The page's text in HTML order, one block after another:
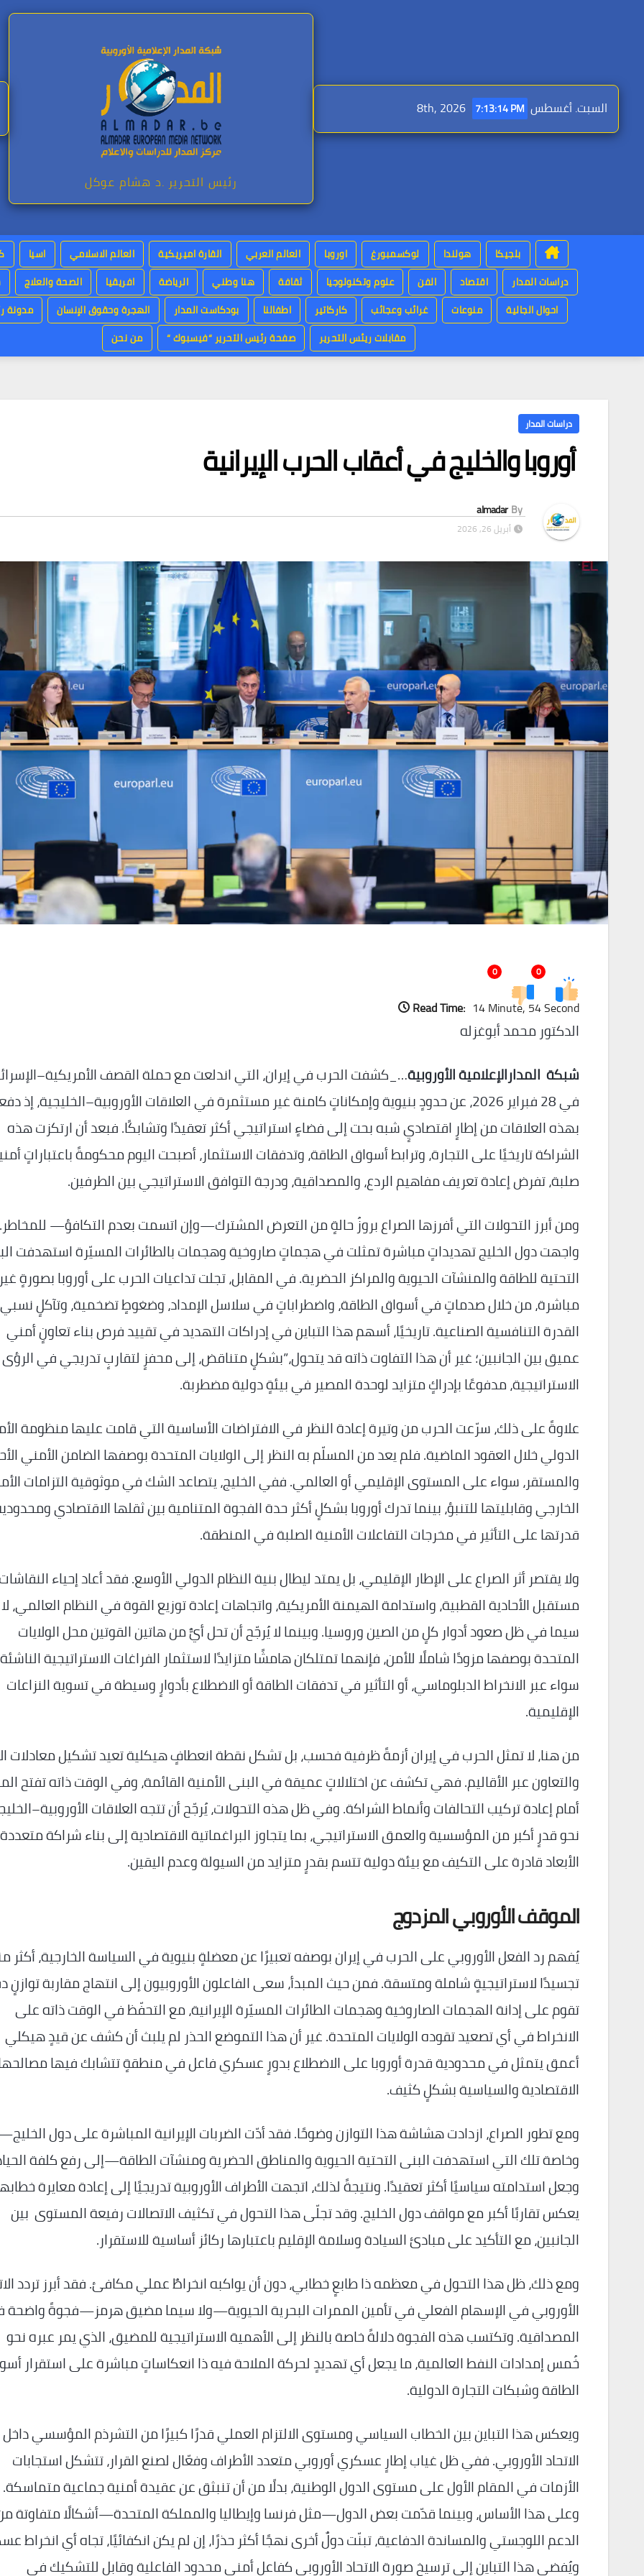
السبت. أغسطس 8th, 2026 7:13:15 PM
رئيس التحرير .د هشام عوكل
بلجيكا هولندا لوكسمبورغ اوروبا العالم العربي القارة اميريكية العالم الاسلامي اسيا
دراسات المدار
اقتصاد الفن علوم وتكنولوجيا ثقافة هنا وطني الرياضة افريقيا الصحة والعلاج
احوال الجالية
منوعات غرائب وعجائب كاركاتير اطفالنا بودكاست المدار الهجرة وحقوق الإنسان
مدونة
مقابلات ريئس التحرير
صفحة رئيس التحرير “فيسبوك “ من نحن
دراسات المدار
أوروبا والخليج في أعقاب الحرب الإيرانية
By
almadar
أبريل 26, 2026
0
0
Read Time: 14 Minute, 54 Second
الدكتور محمد أبوغزله
شبكة المدارالإعلامية الأوروبية…_كشفت الحرب في إيران، التي اندلعت مع حملة القصف
في 28 فبراير 2026، عن حدودٍ بنيوية وإمكاناتٍ كامنة غير مستثمرة في العلاقات الأوروبية–الخليجية، إذ
بهذه العلاقات من إطارٍ اقتصاديٍ شبه بحت إلى فضاءٍ استراتيجي أكثر تعقيدًا وتشابكًا. فبعد أن ارتكزت هذه
الشراكة تاريخيًا على التجارة، وترابط أسواق الطاقة، وتدفقات الاستثمار، أصبحت اليوم محكومةً باعتباراتٍ
صلبة، تفرض إعادة تعريف مفاهيم الردع، والمصداقية، ودرجة التوافق الاستراتيجي بين الطرفين.
ومن أبرز التحولات التي أفرزها الصراع بروزُ حالةٍ من التعرض المشترك—وإن اتسمت بعدم التكافؤ—
واجهت دول الخليج تهديداتٍ مباشرة تمثلت في هجماتٍ صاروخية وهجمات بالطائرات المسيّرة استهدفت
التحتية للطاقة والمنشآت الحيوية والمراكز الحضرية. في المقابل، تجلت تداعيات الحرب على أوروبا بصورةٍ غير
مباشرة، من خلال صدماتٍ في أسواق الطاقة، واضطراباتٍ في سلاسل الإمداد، وضغوطٍ تضخمية، وتآكلٍ
القدرة التنافسية الصناعية. تاريخيًا، أسهم هذا التباين في إدراكات التهديد في تقييد فرص بناء تعاونٍ أمني
عميق بين الجانبين؛ غير أن هذا التفاوت ذاته قد يتحول،”بشكلٍ متناقض، إلى محفزٍ لتقاربٍ تدريجي في الرؤى
الاستراتيجية، مدفوعًا بإدراكٍ متزايد لوحدة المصير في بيئةٍ دولية مضطربة.
علاوةً على ذلك، سرّعت الحرب من وتيرة إعادة النظر في الافتراضات الأساسية التي قامت عليها منظومة
الدولي خلال العقود الماضية. فلم يعد من المسلّم به النظر إلى الولايات المتحدة بوصفها الضامن الأمني
والمستقر، سواء على المستوى الإقليمي أو العالمي. ففي الخليج، يتصاعد الشك في موثوقية التزامات
الخارجي وقابليتها للتنبؤ، بينما تدرك أوروبا بشكلٍ أكثر حدة الفجوة المتنامية بين ثقلها الاقتصادي
قدرتها على التأثير في مخرجات التفاعلات الأمنية الصلبة في المنطقة.
ولا يقتصر أثر الصراع على الإطار الإقليمي، بل يمتد ليطال بنية النظام الدولي الأوسع. فقد أعاد إحياء
مستقبل الأحادية القطبية، واستدامة الهيمنة الأمريكية، واتجاهات إعادة توزيع القوة في النظام العالمي، لا
سيما في ظل صعود أدوار كلٍ من الصين وروسيا. وبينما لا يُرجّح أن تحل أيٌّ من هاتين القوتين محل الولايات
المتحدة بوصفها مزودًا شاملًا للأمن، فإنهما تمتلكان هامشًا متزايدًا لاستثمار الفراغات الاستراتيجية
سواء عبر الانخراط الدبلوماسي، أو التأثير في تدفقات الطاقة أو الاضطلاع بأدوارٍ وسيطة في تسوية النزاعات
الإقليمية.
من هنا، لا تمثل الحرب في إيران أزمةً ظرفية فحسب، بل تشكل نقطة انعطافٍ هيكلية تعيد تشكيل معادلات
والتعاون عبر الأقاليم. فهي تكشف عن اختلالاتٍ عميقة في البنى الأمنية القائمة، وفي الوقت ذاته تفتح
أمام إعادة تركيب التحالفات وأنماط الشراكة. وفي ظل هذه التحولات، يُرجّح أن تتجه العلاقات
نحو قدرٍ أكبر من المؤسسية والعمق الاستراتيجي، بما يتجاوز البراغماتية الاقتصادية إلى بناء شراكة متعددة
الأبعاد قادرة على التكيف مع بيئة دولية تتسم بقدرٍ متزايد من السيولة وعدم اليقين.
الموقف الأوروبي المزدوج
يُفهم رد الفعل الأوروبي على الحرب في إيران بوصفه تعبيرًا عن معضلةٍ بنيوية في السياسة الخارجية، أكثر
تجسيدًا لاستراتيجيةٍ شاملة ومتسقة. فمن حيث المبدأ، سعى الفاعلون الأوروبيون إلى انتهاج مقاربة توازنٍ
تقوم على إدانة الهجمات الصاروخية وهجمات الطائرات المسيّرة الإيرانية، مع التحفّظ في الوقت ذاته على
الانخراط في أي تصعيد تقوده الولايات المتحدة. غير أن هذا التموضع الحذر لم يلبث أن كشف عن قيدٍ هيكلي
أعمق يتمثل في محدودية قدرة أوروبا على الاضطلاع بدورٍ عسكري فاعل في منطقةٍ تتشابك فيها
الاقتصادية والسياسية بشكلٍ كثيف.
ومع تطور الصراع، ازدادت هشاشة هذا التوازن وضوحًا. فقد أدّت الضربات الإيرانية المباشرة على دول
وخاصة تلك التي استهدفت البنى التحتية الحيوية والمناطق الحضرية ومنشآت الطاقة—إلى رفع كلفة
وجعل استدامته سياسيًا أكثر تعقيدًا. ونتيجةً لذلك، اتجهت الأطراف الأوروبية تدريجيًا إلى إعادة معايرة
يعكس تقاربًا أكبر مع مواقف دول الخليج. وقد تجلّى هذا التحول في تكثيف الاتصالات رفيعة المستوى بين
الجانبين، مع التأكيد على مبادئ السيادة وسلامة الإقليم باعتبارها ركائز أساسية للاستقرار.
ومع ذلك، ظل هذا التحول في معظمه ذا طابعٍ خطابي، دون أن يواكبه انخراطٌ عملي مكافئ. فقد أبرز تردد
الأوروبي في الإسهام الفعلي في تأمين الممرات البحرية الحيوية—ولا سيما مضيق هرمز—فجوةً
المصداقية. وتكتسب هذه الفجوة دلالةً خاصة بالنظر إلى الأهمية الاستراتيجية للمضيق، الذي يمر عبره نحو
خُمس إمدادات النفط العالمية، ما يجعل أي تهديدٍ لحركة الملاحة فيه ذا انعكاساتٍ مباشرة على استقرار
الطاقة وشبكات التجارة الدولية.
ويعكس هذا التباين بين الخطاب السياسي ومستوى الالتزام العملي قدرًا كبيرًا من التشرذم المؤسسي داخل
الاتحاد الأوروبي. ففي ظل غياب إطارٍ عسكري أوروبي متعدد الأطراف وفعّال لصنع القرار، تتشكل استجابات
الأزمات في المقام الأول على مستوى الدول الوطنية، بدلًا من أن تنبثق عن عقيدة أمنية جماعية متماسكة.
وعلى هذا الأساس، وبينما قدّمت بعض الدول—مثل فرنسا وإيطاليا والمملكة المتحدة—أشكالًا متفاوتة
الدعم اللوجستي والمساندة الدفاعية، تبنّت دولٌ أخرى نهجًا أكثر حذرًا، إن لم يكن انكفائيًا، تجاه أي انخراط
ويُفضي هذا التباين إلى ترسيخ صورة الاتحاد الأوروبي كفاعلٍ أمني محدود الفاعلية وقابل للتشكيك في